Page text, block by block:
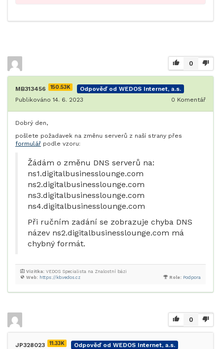
0
MB313456 150.53K
Odpověď od WEDOS Internet, a.s.
Publikováno 14. 6. 2023
0 Komentář
Dobrý den,
pošlete požadavek na změnu serverů z naší strany přes
formulář podle vzoru:
Žádám o změnu DNS serverů na:
ns1.digitalbusinesslounge.com
ns2.digitalbusinesslounge.com
ns3.digitalbusinesslounge.com
ns4.digitalbusinesslounge.com
Při ručním zadání se zobrazuje chyba DNS
název ns2.digitalbusinesslounge.com má
chybný formát.
Role: Podpora
Web: https://kb.vedos.cz
Vizitka: VEDOS Specialista na Znalostní bázi
0
JP328023 11.33K
Odpověď od WEDOS Internet, a.s.